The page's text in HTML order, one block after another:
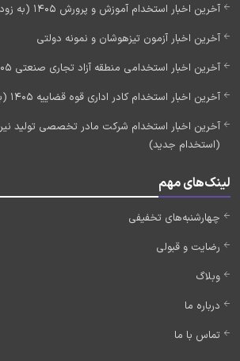
آخرین اخبار استخدام آموزش و پرورش 1405 (به زودی)
آخرین اخبار آزمون تیزهوشان و نمونه دولتی
آخرین اخبار استخدامی منطقه آزاد تجاری صنعتی 1405
آخرین اخبار استخدام کادر اداری قوه قضاییه 1405 (به زودی)
(استخدام جدید)
لینک‌های مهم
چهارشنبه‌های تخفیفی
رضایت و قبولی
وبلاگ
درباره ما
تماس با ما